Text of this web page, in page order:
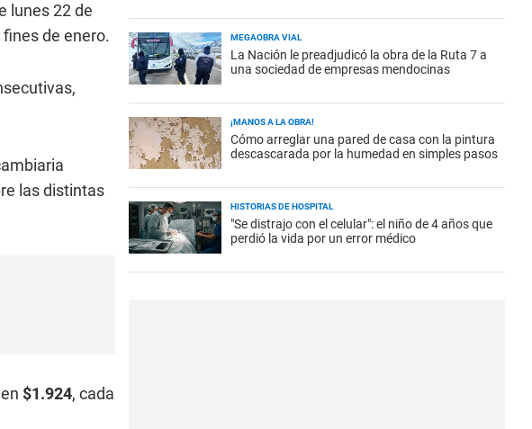
lunes 22 de
de enero.
las distintas
$1.924, cada
MEGAOBRA VIAL
La Nación le preadjudicó la obra de la Ruta 7 a
una sociedad de empresas mendocinas
¡MANOS A LA OBRA!
Cómo arreglar una pared de casa con la pintura
descascarada por la humedad en simples pasos
HISTORIAS DE HOSPITAL
"Se distrajo con el celular": el niño de 4 años que
perdió la vida por un error médico